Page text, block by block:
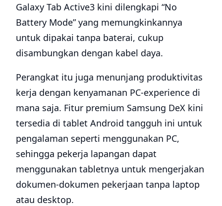
Galaxy Tab Active3 kini dilengkapi “No
Battery Mode” yang memungkinkannya
untuk dipakai tanpa baterai, cukup
disambungkan dengan kabel daya.
Perangkat itu juga menunjang produktivitas
kerja dengan kenyamanan PC-experience di
mana saja. Fitur premium Samsung DeX kini
tersedia di tablet Android tangguh ini untuk
pengalaman seperti menggunakan PC,
sehingga pekerja lapangan dapat
menggunakan tabletnya untuk mengerjakan
dokumen-dokumen pekerjaan tanpa laptop
atau desktop.